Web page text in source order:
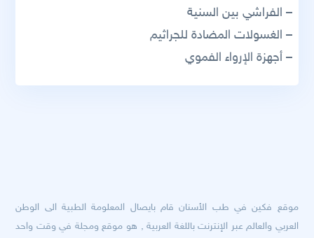
– الفراشي بين السنية
– الغسولات المضادة للجراثيم
– أجهزة الإرواء الفموي
موقع فكين في طب الأسنان قام بايصال المعلومة الطبية الى الوطن
العربي والعالم عبر الإنترنت باللغة العربية , هو موقع ومجلة في وقت واحد